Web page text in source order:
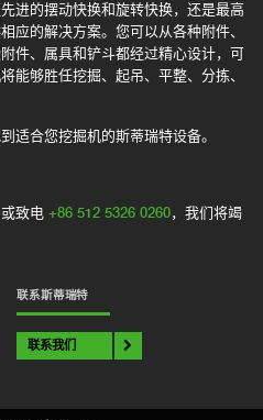
进的摆动快换和旋转快换，还是最高
应的解决方案。您可以从各种附件、
件、属具和铲斗都经过精心设计，可
能够胜任挖掘、起吊、平整、分拣、
适合您挖掘机的斯蒂瑞特设备。
致电 +86 512 5326 0260，我们将竭
联系斯蒂瑞特
联系我们